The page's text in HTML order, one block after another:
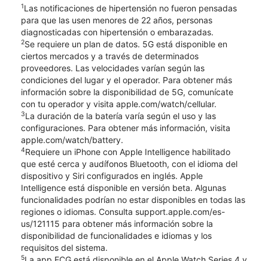
1Las notificaciones de hipertensión no fueron pensadas
para que las usen menores de 22 años, personas
diagnosticadas con hipertensión o embarazadas.
2Se requiere un plan de datos. 5G está disponible en
ciertos mercados y a través de determinados
proveedores. Las velocidades varían según las
condiciones del lugar y el operador. Para obtener más
información sobre la disponibilidad de 5G, comunícate
con tu operador y visita apple.com/watch/cellular.
3La duración de la batería varía según el uso y las
configuraciones. Para obtener más información, visita
apple.com/watch/battery.
4Requiere un iPhone con Apple Intelligence habilitado
que esté cerca y audífonos Bluetooth, con el idioma del
dispositivo y Siri configurados en inglés. Apple
Intelligence está disponible en versión beta. Algunas
funcionalidades podrían no estar disponibles en todas las
regiones o idiomas. Consulta support.apple.com/es-
us/121115 para obtener más información sobre la
disponibilidad de funcionalidades e idiomas y los
requisitos del sistema.
5